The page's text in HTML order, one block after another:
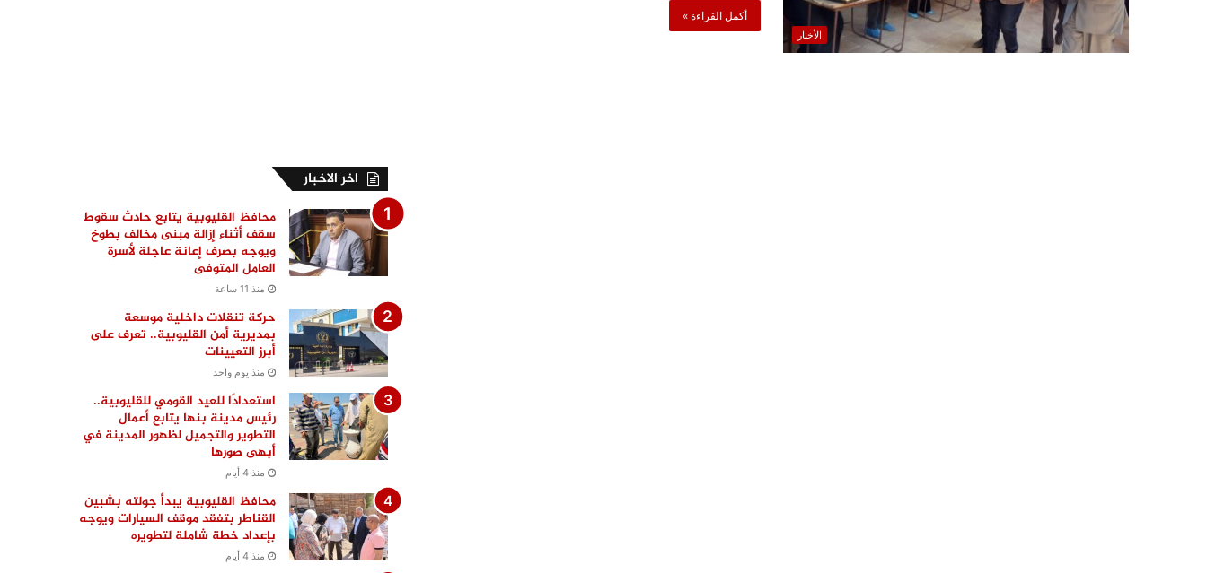
الأخبار
أكمل القراءة »
اخر الاخبار
محافظ القليوبية يتابع حادث سقوط
سقف أثناء إزالة مبنى مخالف بطوخ
ويوجه بصرف إعانة عاجلة لأسرة
العامل المتوفى
منذ 11 ساعة
حركة تنقلات داخلية موسعة
بمديرية أمن القليوبية.. تعرف على
أبرز التعيينات
منذ يوم واحد
استعدادًا للعيد القومي للقليوبية..
رئيس مدينة بنها يتابع أعمال
التطوير والتجميل لظهور المدينة في
أبهى صورها
منذ 4 أيام
محافظ القليوبية يبدأ جولته بشبين
القناطر بتفقد موقف السيارات ويوجه
بإعداد خطة شاملة لتطويره
منذ 4 أيام